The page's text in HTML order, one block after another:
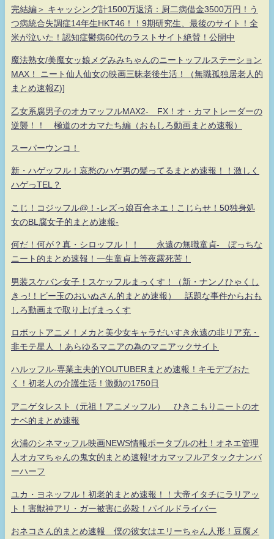
完結編＞ キャッシング計1500万返済：厨二病借金3500万円！う
つ病統合失調症14年生HKT46！！9期研究生、最後のサイト！全
米が泣いた！認知症鬱病60代のラストサイト絶賛！公開中
魔法熟女/美魔女ッ娘メグみみちゃんのニートッフルステーション
MAX！ ニート仙人仙女の映画三昧老後生活！（無職孤独居老人的
まとめ速報Z)]
乙女系腐男子のオカマッフルMAX2- FX！オ・カマトレーダーの
逆襲！！ 極道のオカマたち編（おもしろ動画まとめ速報）
スーパーウンコ！
新・ハゲッフル！哀愁のハゲ男の髪ってるまとめ速報！！激しく
ハゲっTEL？
こじ！コジッフル@！-レズっ娘百合ネエ！こじらせ！50独身処
女のBL腐女子的まとめ速報-
何だ！何が？真・シロッフル！！ 永遠の無職童貞- ぼっちな
ニート的まとめ速報！一生童貞上等夜露死苦！
男装スケバン女子！スケッフルまっくす！（新・ナンノひゃくし
きっ!！ビー玉のおいぬさん的まとめ速報） 話題な事件からおも
しろ動画まで取り上げまっくす
ロボットアニメ！メカと美少女キャラだいすき永遠の非リア充・
非モテ星人 ！あらゆるマニアの為のマニアックサイト
ハルッフル-専業主夫的YOUTUBERまとめ速報！キモデブおた
く！初老人の介護生活！激動の1750日
アニゲタレスト（元祖！アニメッフル） ひきこもりニートのオ
ナベ的まとめ速報
火浦のシネマッフル映画NEWS情報ポータブルの杜！オネエ管理
人オカマちゃんの鬼女的まとめ速報!オカマッフルアタックナンバ
ーハーフ
ユカ・ヨネッフル！初老的まとめ速報！！大帝イタチにラリアッ
ト！害獣神アリ・ガー被害に必殺！パイルドライバー
おネコさん的まとめ速報 僕の彼女はエリーちゃん人形！豆腐メ